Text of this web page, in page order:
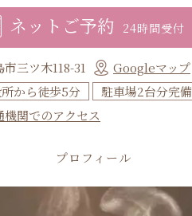
ネットご予約 24時間受付
三ツ木118-31
Googleマップ
から徒歩5分
駐車場2台分完備
機関でのアクセス
プロフィール